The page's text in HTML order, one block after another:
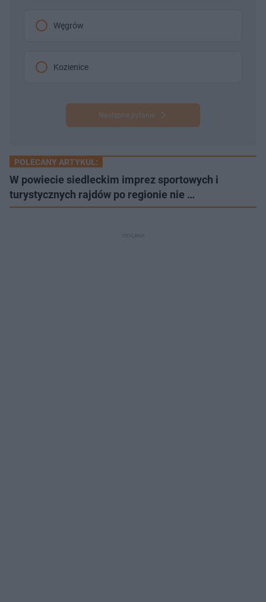
Węgrów
Kozienice
Następne pytanie
POLECANY ARTYKUŁ:
W powiecie siedleckim imprez sportowych i
turystycznych rajdów po regionie nie …